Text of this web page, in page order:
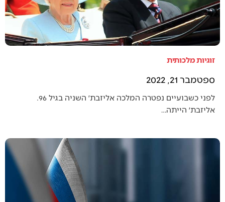
זוגיות מלכותית
ספטמבר 21, 2022
לפני כשבועיים נפטרה המלכה אליזבת׳ השניה בגיל 96.
אליזבת׳ הייתה…